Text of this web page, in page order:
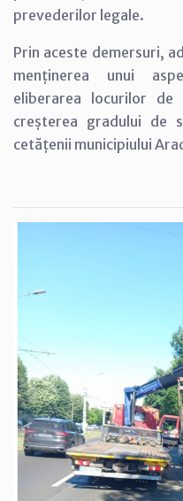
prevederilor legale.
Prin aceste demersuri,
menținerea unui
eliberarea locurilor de
creșterea gradului de
cetățenii municipiului